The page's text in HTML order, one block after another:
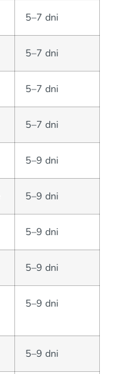
5–7 dni
5–7 dni
5–7 dni
5–7 dni
5–9 dni
5–9 dni
5–9 dni
5–9 dni
5–9 dni
5–9 dni